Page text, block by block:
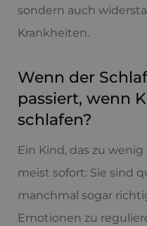
sondern auch
Krankheiten.
Wenn der
passiert, wenn
schlafen?
Ein Kind, das zu
meist sofort: Sie sind
manchmal sogar
Emotionen zu